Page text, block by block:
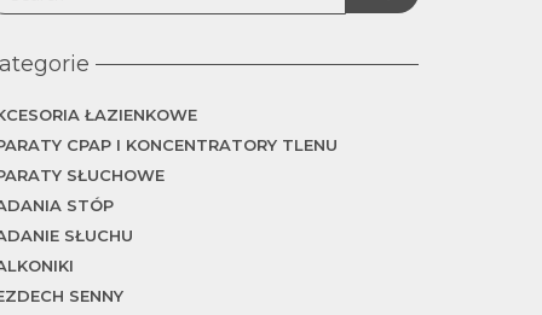
ŁAZIENKOWE
CPAP I KONCENTRATORY TLENU
SŁUCHOWE
STÓP
SŁUCHU
SENNY